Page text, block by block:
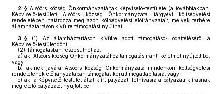
2. § Alsóörs község Önkormányzatának Képviselő-testülete (a továbbiakban:
Képviselő-testület) Alsóörs község Önkormányzata tárgyévi költségvetési
rendeletében határozza meg azon költségvetési előirányzatait, melyek terhére
államháztartáson kívülre támogatást nyújthat.
3. § (1)
Az államháztartáson kívülre adott támogatások odaítéléséről a
Képviselő-testület dönt.
(2) Támogatásban részesülhet az,
a) aki Alsóörs község Önkormányzatához támogatás iránti kérelmet nyújtott be,
vagy
b) akinek javára Alsóörs község Önkormányzata mindenkori költségvetési
rendeletének előirányzatában támogatás került megállapításra, vagy
c) aki a Képviselő-testület által kiírt pályázati felhívásra a pályázati kiírásnak
megfelelő pályázatot nyújtott be.